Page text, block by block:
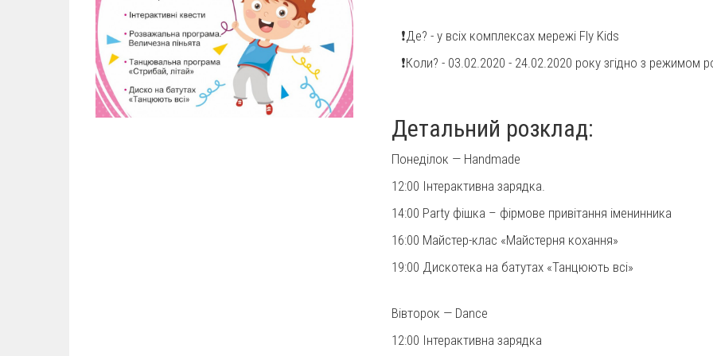
⠀❗Де? - у всіх комплексах мережі Fly Kids
⠀❗Коли? - 03.02.2020 - 24.02.2020 року згідно з режимом
Детальний розклад:
Понеділок — Handmade
12:00 Інтерактивна зарядка.
14:00 Party фішка – фірмове привітання іменинника
16:00 Майстер-клас «Майстерня кохання»
19:00 Дискотека на батутах «Танцюють всі»
Вівторок — Dance
12:00 Інтерактивна зарядка